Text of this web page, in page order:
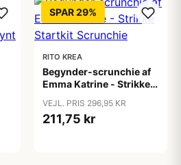
SPAR 29%
RITO KREA
Begynder-scrunchie af
Emma Katrine - Strikke
VEJL. PRIS 296,95 KR
211,75 kr